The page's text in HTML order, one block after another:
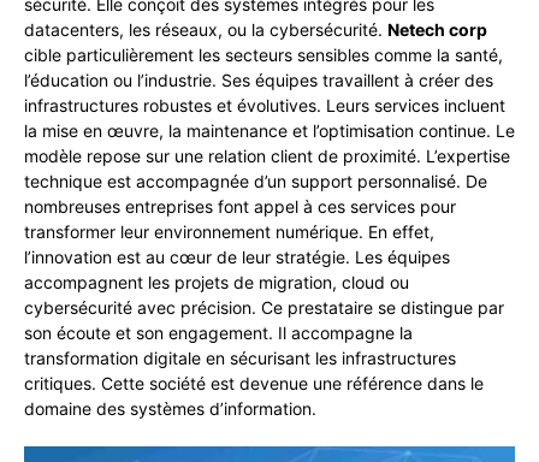
sécurité. Elle conçoit des systèmes intégrés pour les
datacenters, les réseaux, ou la cybersécurité. Netech corp
cible particulièrement les secteurs sensibles comme la santé,
l’éducation ou l’industrie. Ses équipes travaillent à créer des
infrastructures robustes et évolutives. Leurs services incluent
la mise en œuvre, la maintenance et l’optimisation continue. Le
modèle repose sur une relation client de proximité. L’expertise
technique est accompagnée d’un support personnalisé. De
nombreuses entreprises font appel à ces services pour
transformer leur environnement numérique. En effet,
l’innovation est au cœur de leur stratégie. Les équipes
accompagnent les projets de migration, cloud ou
cybersécurité avec précision. Ce prestataire se distingue par
son écoute et son engagement. Il accompagne la
transformation digitale en sécurisant les infrastructures
critiques. Cette société est devenue une référence dans le
domaine des systèmes d’information.